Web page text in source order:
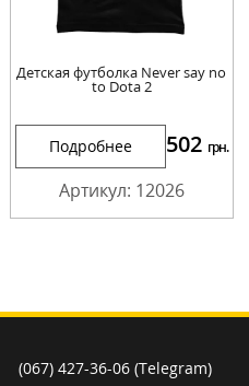
Детская футболка Never say no
to Dota 2
Подробнее 502 грн.
Артикул: 12026
(067) 427-36-06 (Telegram)